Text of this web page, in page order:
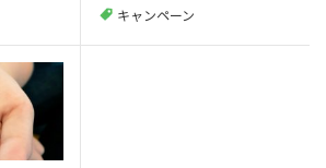
キャンペーン